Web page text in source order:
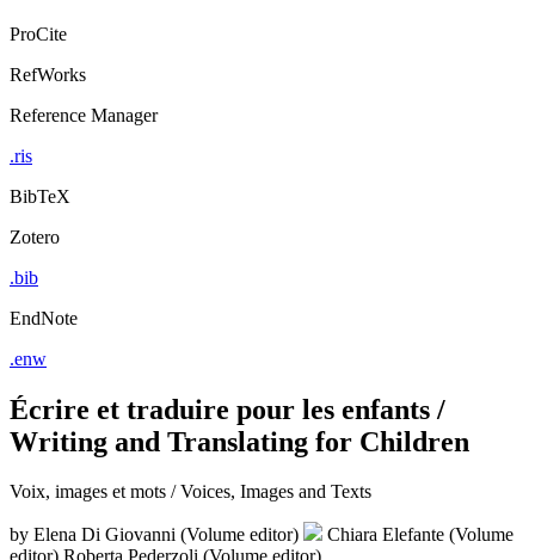
Écrire et traduire pour les enfants /
Writing and Translating for Children